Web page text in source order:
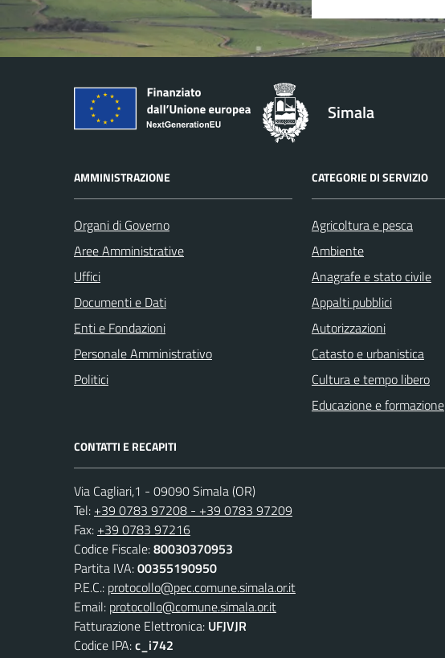
Simala
AMMINISTRAZIONE
Organi di Governo
Aree Amministrative
Uffici
Documenti e Dati
Enti e Fondazioni
Personale Amministrativo
Politici
CATEGORIE DI SERVIZIO
Agricoltura e pesca
Ambiente
Anagrafe e stato civile
Appalti pubblici
Autorizzazioni
Catasto e urbanistica
Cultura e tempo libero
Educazione e formazione
CONTATTI E RECAPITI
Via Cagliari,1 - 09090 Simala (OR)
Tel: +39 0783 97208 - +39 0783 97209
Fax: +39 0783 97216
Codice Fiscale:80030370953
Partita IVA:00355190950
P.E.C.: protocollo@pec.comune.simala.or.it
Email: protocollo@comune.simala.or.it
Fatturazione Elettronica: UFJVJR
Codice IPA:c_i742